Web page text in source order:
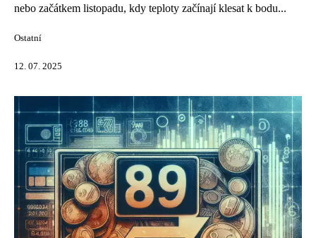
nebo začátkem listopadu, kdy teploty začínají klesat k bodu...
Ostatní
12. 07. 2025